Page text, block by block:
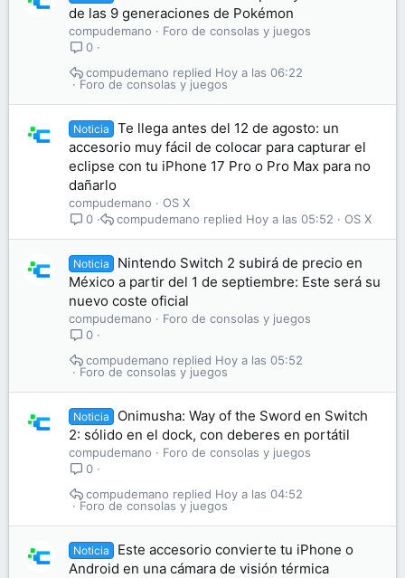
de las 9 generaciones de Pokémon
compudemano
Foro de consolas y juegos
0
Foro de consolas y juegos
Hoy a las 06:22
compudemano
Noticia
Te llega antes del 12 de agosto: un
accesorio muy fácil de colocar para capturar el
eclipse con tu iPhone 17 Pro o Pro Max para no
dañarlo
compudemano
OS X
0
OS X
Hoy a las 05:52
compudemano
Noticia
Nintendo Switch 2 subirá de precio en
México a partir del 1 de septiembre: Este será su
nuevo coste oficial
compudemano
Foro de consolas y juegos
0
Foro de consolas y juegos
Hoy a las 05:52
compudemano
Noticia
Onimusha: Way of the Sword en Switch
2: sólido en el dock, con deberes en portátil
compudemano
Foro de consolas y juegos
0
Foro de consolas y juegos
Hoy a las 04:52
compudemano
Noticia
Este accesorio convierte tu iPhone o
Android en una cámara de visión térmica